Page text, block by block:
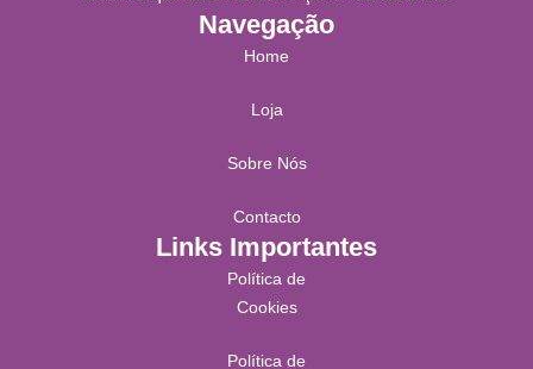
Navegação
Home
Loja
Sobre Nós
Contacto
Links Importantes
Política de
Cookies
Política de